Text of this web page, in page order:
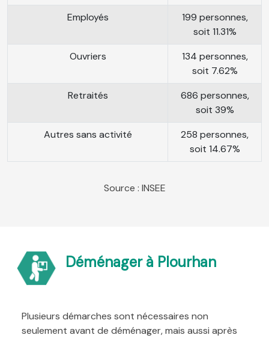
Employés
199 personnes,
soit 11.31%
Ouvriers
134 personnes,
soit 7.62%
Retraités
686 personnes,
soit 39%
Autres sans activité
258 personnes,
soit 14.67%
Source : INSEE
Déménager à Plourhan
Plusieurs démarches sont nécessaires non
seulement avant de déménager, mais aussi après